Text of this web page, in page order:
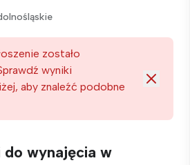
zostało
wyniki
aby znaleźć podobne
do wynajęcia w